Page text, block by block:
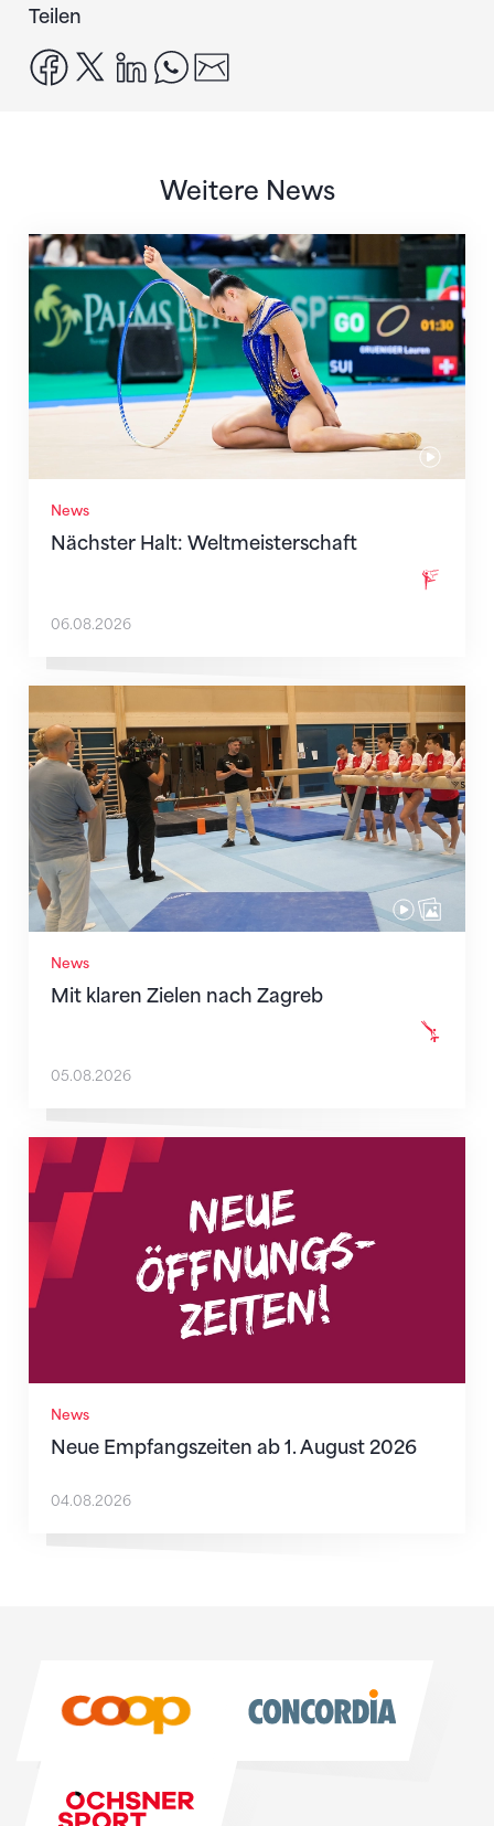
Teilen
facebook
x linkedinwhatsapp
Weitere News
News
Nächster Halt: Weltmeisterschaft
Nächster Halt: Weltmeisterschaft
06.08.2026
News
Mit klaren Zielen nach Zagreb
Mit klaren Zielen nach Zagreb
05.08.2026
News
Neue Empfangszeiten ab 1. August 2026
Neue Empfangszeiten ab 1. August 2026
04.08.2026